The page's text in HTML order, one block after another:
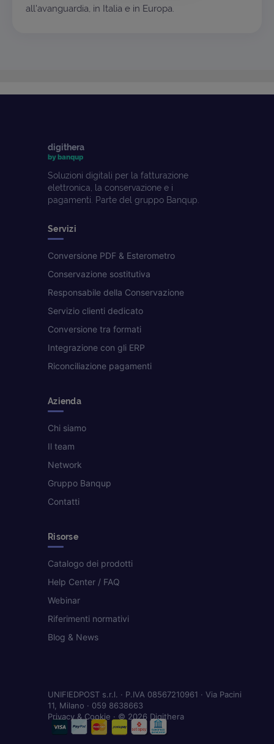
all'avanguardia, in Italia e in Europa.
digithera
by banqup
Soluzioni digitali per la fatturazione
elettronica, la conservazione e i
pagamenti. Parte del gruppo Banqup.
Servizi
Conversione PDF & Esterometro
Conservazione sostitutiva
Responsabile della Conservazione
Servizio clienti dedicato
Conversione tra formati
Integrazione con gli ERP
Riconciliazione pagamenti
Azienda
Chi siamo
Il team
Network
Gruppo Banqup
Contatti
Risorse
Catalogo dei prodotti
Help Center / FAQ
Webinar
Riferimenti normativi
Blog & News
UNIFIEDPOST s.r.l. · P.IVA 08567210961 · Via Pacini
11, Milano · 059 8638663
Privacy & Cookie · © 2026 Digithera